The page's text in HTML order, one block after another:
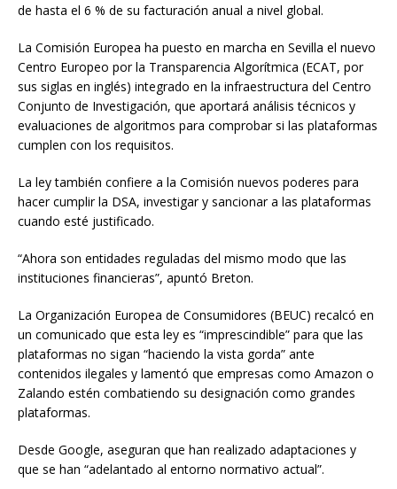
de hasta el 6 % de su facturación anual a nivel global.
La Comisión Europea ha puesto en marcha en Sevilla el nuevo
Centro Europeo por la Transparencia Algorítmica (ECAT, por
sus siglas en inglés) integrado en la infraestructura del Centro
Conjunto de Investigación, que aportará análisis técnicos y
evaluaciones de algoritmos para comprobar si las plataformas
cumplen con los requisitos.
La ley también confiere a la Comisión nuevos poderes para
hacer cumplir la DSA, investigar y sancionar a las plataformas
cuando esté justificado.
“Ahora son entidades reguladas del mismo modo que las
instituciones financieras”, apuntó Breton.
La Organización Europea de Consumidores (BEUC) recalcó en
un comunicado que esta ley es “imprescindible” para que las
plataformas no sigan “haciendo la vista gorda” ante
contenidos ilegales y lamentó que empresas como Amazon o
Zalando estén combatiendo su designación como grandes
plataformas.
Desde Google, aseguran que han realizado adaptaciones y
que se han “adelantado al entorno normativo actual”.